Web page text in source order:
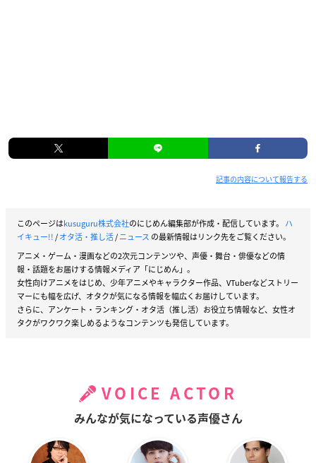
記事の内容について報告する
このページはkusuguru株式会社のにじめん編集部が作成・配信しています。 ハ
イキュー!!/オタ活・推し活/ニュース の最新情報はリンク先をご覧ください。
アニメ・ゲーム・漫画などの2次元コンテンツや、声優・舞台・俳優などの情
報・話題をお届けする情報メディア「にじめん」。
女性向けアニメをはじめ、少年アニメやキャラクター作品、VTuberなどストリー
マーにも幅を広げ、オタクが気になる情報を幅広くお届けしています。
さらに、アンケート・ランキング・オタ活（推し活）お役立ち情報など、女性オ
タクがワクワク楽しめるようなコンテンツも発信しています。
VOICE ACTOR
みんなが気になっている声優さん